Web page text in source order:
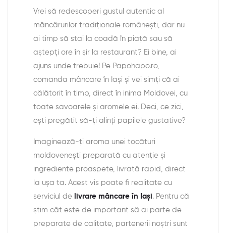
Vrei să redescoperi gustul autentic al
mâncărurilor tradiționale românești, dar nu
ai timp să stai la coadă în piață sau să
aștepți ore în șir la restaurant? Ei bine, ai
ajuns unde trebuie! Pe Papohapo.ro,
comanda mâncare în Iași și vei simți că ai
călătorit în timp, direct în inima Moldovei, cu
toate savoarele și aromele ei. Deci, ce zici,
ești pregătit să-ți alinți papilele gustative?
Imaginează-ți aroma unei tocături
moldovenești preparată cu atenție și
ingrediente proaspete, livrată rapid, direct
la ușa ta. Acest vis poate fi realitate cu
serviciul de
livrare mâncare în Iași . Pentru că
știm cât este de important să ai parte de
preparate de calitate, partenerii noștri sunt